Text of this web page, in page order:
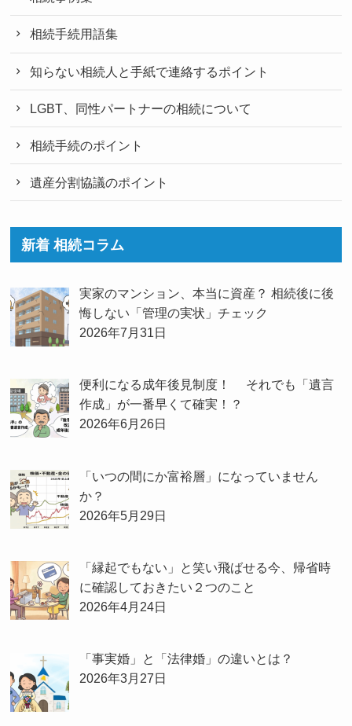
相続手続用語集
知らない相続人と手紙で連絡するポイント
LGBT、同性パートナーの相続について
相続手続のポイント
遺産分割協議のポイント
新着 相続コラム
実家のマンション、本当に資産？ 相続後に後
悔しない「管理の実状」チェック
2026年7月31日
便利になる成年後見制度！ それでも「遺言
作成」が一番早くて確実！？
2026年6月26日
「いつの間にか富裕層」になっていません
か？
2026年5月29日
「縁起でもない」と笑い飛ばせる今、帰省時
に確認しておきたい２つのこと
2026年4月24日
「事実婚」と「法律婚」の違いとは？
2026年3月27日